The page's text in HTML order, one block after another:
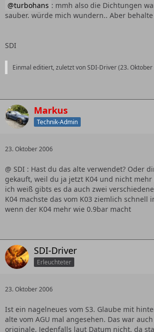
turbohans : mmh also die Dichtungen
sauber. würde mich wundern.. Aber
SDI
Einmal editiert, zuletzt von SDI-Driver (23.
Markus
Technik-Admin
23. Oktober 2006
@ SDI : Hast du das alte verwendet? Oder
gekauft, weil du ja jetzt K04 und nicht mehr
ich weiß gibts es da auch zwei
K04 machste das vom K03 ziemlich schnell
wenn der K04 mehr wie 0.9bar macht
SDI-Driver
Erleuchteter
23. Oktober 2006
Ist ein nagelneues vom S3. Glaube mit
alte vom AGU mal angesehen. Das war
originale. Jedenfalls laut Datum nicht, da